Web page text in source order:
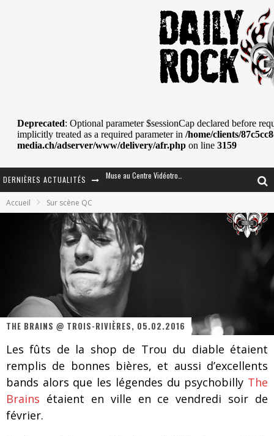
DERNIÈRES ACTUALITÉS Journey et Toto au Centre Bell
On va se le dire, Sword est de retour
La compil’ Zoo de Slam Disques est de retour
Death Note Silence - Collide and Collapse
Accueil Sur scène QC
THE BRAINS @ TROIS-RIVIÈRES, 05.02.2016
Les fûts de la shop de Trou du diable étaient
remplis de bonnes bières, et aussi d’excellents
bands alors que les légendes du psychobilly The
Brains étaient en ville en ce vendredi soir de
février.